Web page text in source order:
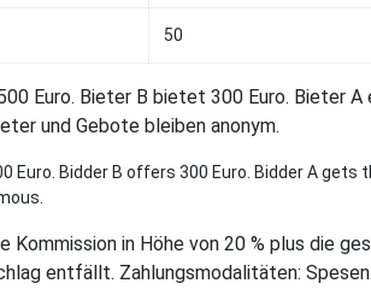
50
Euro. Bieter B bietet 300 Euro. Bieter
und Gebote bleiben anonym.
Bidder B offers 300 Euro. Bidder A gets
in Höhe von 20 % plus die
entfällt. Zahlungsmodalitäten: